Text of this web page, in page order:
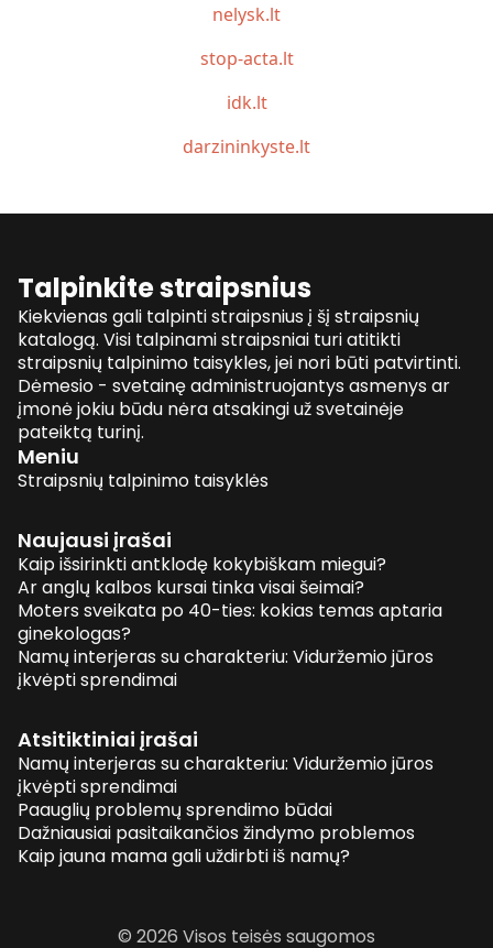
nelysk.lt
stop-acta.lt
idk.lt
darzininkyste.lt
Talpinkite straipsnius
Kiekvienas gali talpinti straipsnius į šį straipsnių
katalogą. Visi talpinami straipsniai turi atitikti
straipsnių talpinimo taisykles, jei nori būti patvirtinti.
Dėmesio - svetainę administruojantys asmenys ar
įmonė jokiu būdu nėra atsakingi už svetainėje
pateiktą turinį.
Meniu
Straipsnių talpinimo taisyklės
Naujausi įrašai
Kaip išsirinkti antklodę kokybiškam miegui?
Ar anglų kalbos kursai tinka visai šeimai?
Moters sveikata po 40-ties: kokias temas aptaria
ginekologas?
Namų interjeras su charakteriu: Viduržemio jūros
įkvėpti sprendimai
Atsitiktiniai įrašai
Namų interjeras su charakteriu: Viduržemio jūros
įkvėpti sprendimai
Paauglių problemų sprendimo būdai
Dažniausiai pasitaikančios žindymo problemos
Kaip jauna mama gali uždirbti iš namų?
© 2026 Visos teisės saugomos